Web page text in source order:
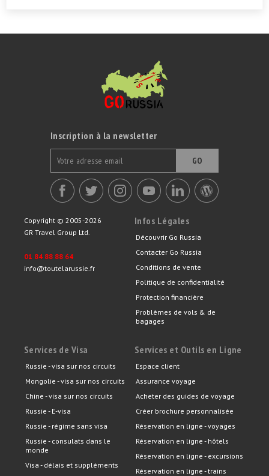
Inscription à la newsletter
GO
Copyright © 2005-2026
GR Travel Group Ltd.
01 84 88 88 64
info@toutelarussie.fr
Infos Légales
Découvrir Go Russia
Contacter Go Russia
Conditions de vente
Politique de confidentialité
Protection financière
Problèmes de vols & de
bagages
Services de Visa
Russie - visa sur nos circuits
Mongolie - visa sur nos circuits
Chine - visa sur nos circuits
Russie - E-visa
Russie - régime sans visa
Russie - consulats dans le
monde
Visa - délais et suppléments
Services et Outils en Ligne
Espace client
Assurance voyage
Acheter des guides de voyage
Créer brochure personnalisée
Réservation en ligne - voyages
Réservation en ligne - hôtels
Réservation en ligne - excursions
Réservation en ligne - trains